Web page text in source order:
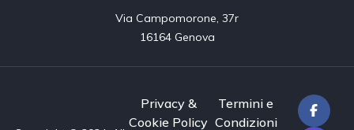
Via Campomorone, 37r
16164 Genova
Privacy &
Cookie Policy
Termini e
Condizioni